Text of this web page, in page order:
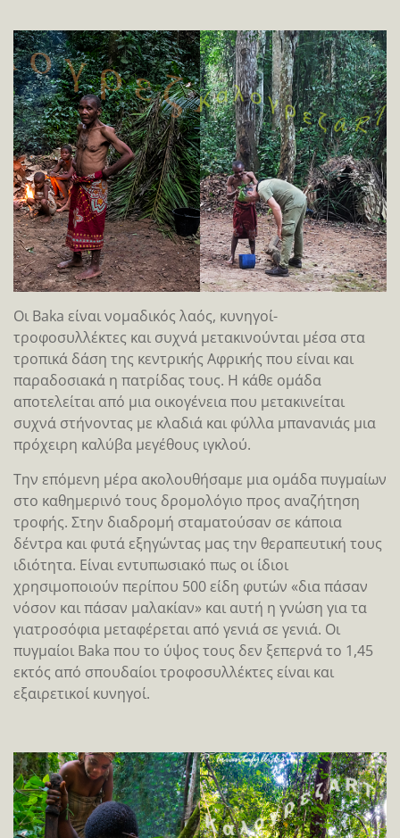
Οι Baka είναι νομαδικός λαός, κυνηγοί-
τροφοσυλλέκτες και συχνά μετακινούνται μέσα στα
τροπικά δάση της κεντρικής Αφρικής που είναι και
παραδοσιακά η πατρίδας τους. Η κάθε ομάδα
αποτελείται από μια οικογένεια που μετακινείται
συχνά στήνοντας με κλαδιά και φύλλα μπανανιάς μια
πρόχειρη καλύβα μεγέθους ιγκλού.
Την επόμενη μέρα ακολουθήσαμε μια ομάδα πυγμαίων
στο καθημερινό τους δρομολόγιο προς αναζήτηση
τροφής. Στην διαδρομή σταματούσαν σε κάποια
δέντρα και φυτά εξηγώντας μας την θεραπευτική τους
ιδιότητα. Είναι εντυπωσιακό πως οι ίδιοι
χρησιμοποιούν περίπου 500 είδη φυτών «δια πάσαν
νόσον και πάσαν μαλακίαν» και αυτή η γνώση για τα
γιατροσόφια μεταφέρεται από γενιά σε γενιά. Οι
πυγμαίοι Baka που το ύψος τους δεν ξεπερνά το 1,45
εκτός από σπουδαίοι τροφοσυλλέκτες είναι και
εξαιρετικοί κυνηγοί.